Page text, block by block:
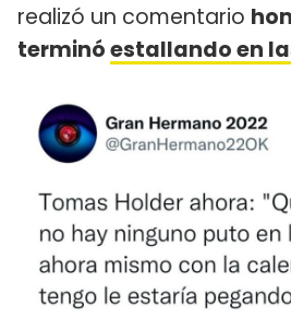
realizó un comentario
terminóestallando en